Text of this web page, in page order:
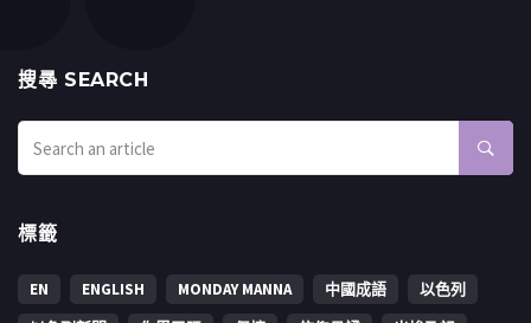
搜㝷 SEARCH
標籤
EN ENGLISH MONDAY MANNA 中國成語
以色列